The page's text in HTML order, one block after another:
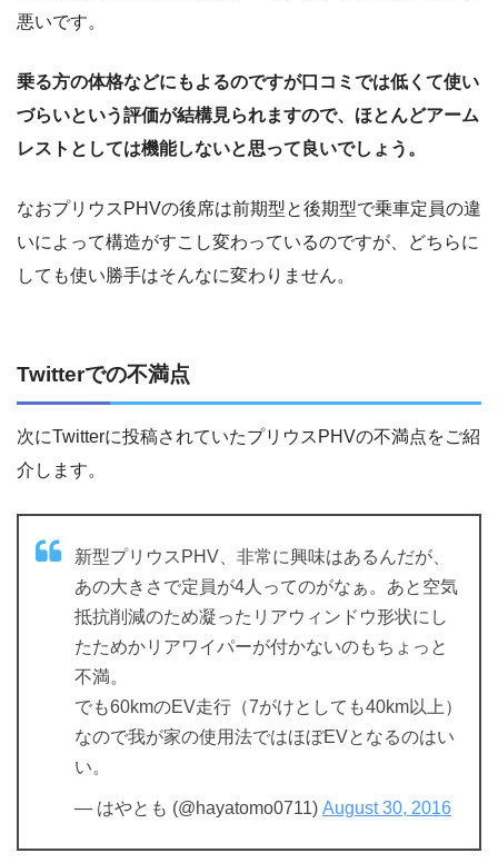
悪いです。
乗る方の体格などにもよるのですが口コミでは低くて使い
づらいという評価が結構見られますので、ほとんどアーム
レストとしては機能しないと思って良いでしょう。
なおプリウスPHVの後席は前期型と後期型で乗車定員の違
いによって構造がすこし変わっているのですが、どちらに
しても使い勝手はそんなに変わりません。
Twitterでの不満点
次にTwitterに投稿されていたプリウスPHVの不満点をご紹
介します。
新型プリウスPHV、非常に興味はあるんだが、
あの大きさで定員が4人ってのがなぁ。あと空気
抵抗削減のため凝ったリアウィンドウ形状にし
たためかリアワイパーが付かないのもちょっと
不満。
でも60kmのEV走行（7がけとしても40km以上）
なので我が家の使用法ではほぼEVとなるのはい
い。
— はやとも (@hayatomo0711) August 30, 2016